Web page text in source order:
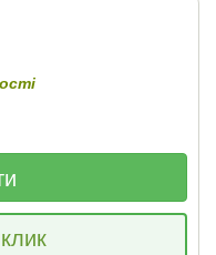
- ми
різниці